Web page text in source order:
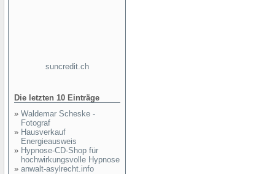
suncredit.ch
Die letzten 10 Einträge
» Waldemar Scheske -
Fotograf
» Hausverkauf
Energieausweis
» Hypnose-CD-Shop für
hochwirkungsvolle Hypnose
» anwalt-asylrecht.info